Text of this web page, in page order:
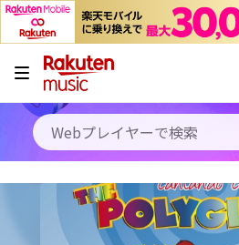
キャンペーン
料金プラン
使い方
初回30日間無料お試し